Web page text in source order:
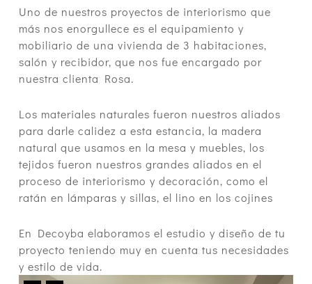
Uno de nuestros proyectos de interiorismo que
más nos enorgullece es el equipamiento y
mobiliario de una vivienda de 3 habitaciones,
salón y recibidor, que nos fue encargado por
nuestra clienta Rosa.
Los materiales naturales fueron nuestros aliados
para darle calidez a esta estancia, la madera
natural que usamos en la mesa y muebles, los
tejidos fueron nuestros grandes aliados en el
proceso de interiorismo y decoración, como el
ratán en lámparas y sillas, el lino en los cojines
En Decoyba elaboramos el estudio y diseño de tu
proyecto teniendo muy en cuenta tus necesidades
y estilo de vida.